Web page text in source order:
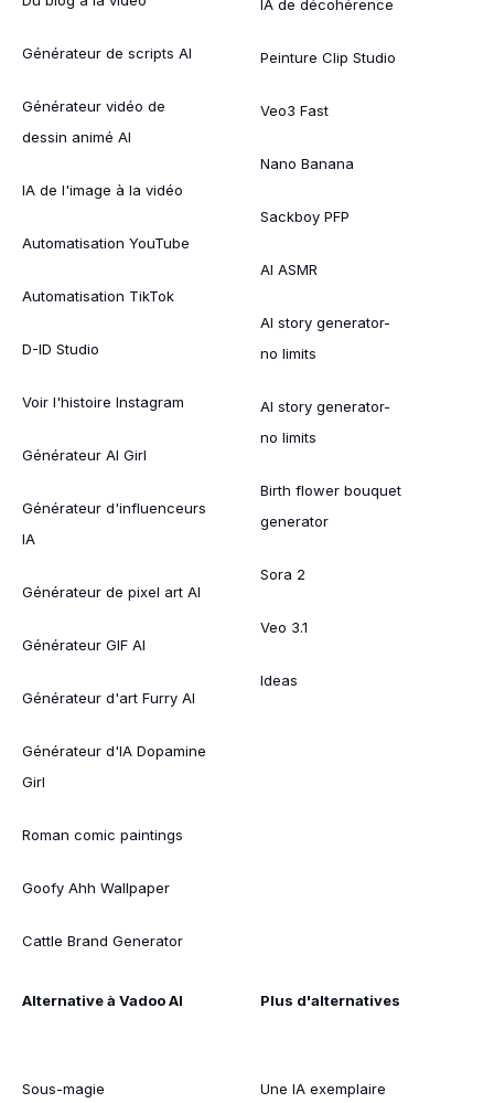
Générateur de scripts AI
Générateur vidéo de
dessin animé AI
IA de l'image à la vidéo
Automatisation YouTube
Automatisation TikTok
D-ID Studio
Voir l'histoire Instagram
Générateur AI Girl
Générateur d'influenceurs
IA
Générateur de pixel art AI
Générateur GIF AI
Générateur d'art Furry AI
Générateur d'IA Dopamine
Girl
Roman comic paintings
Goofy Ahh Wallpaper
Cattle Brand Generator
IA de décohérence
Peinture Clip Studio
Veo3 Fast
Nano Banana
Sackboy PFP
AI ASMR
AI story generator-
no limits
AI story generator-
no limits
Birth flower bouquet
generator
Sora 2
Veo 3.1
Ideas
Alternative à Vadoo AI
Sous-magie
Plus d'alternatives
Une IA exemplaire